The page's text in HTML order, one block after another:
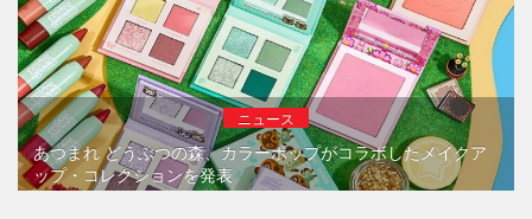
ニュース
あつまれ どうぶつの森、カラーポップがコラボしたメイクア
ップ・コレクションを発表